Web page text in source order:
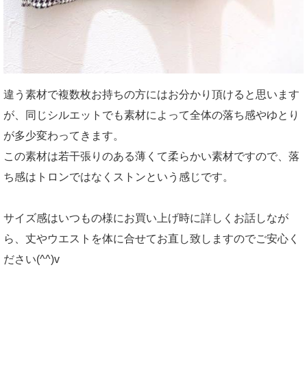
違う素材で複数枚お持ちの方にはお分かり頂けると思います
が、同じシルエットでも素材によって全体の落ち感やゆとり
が多少変わってきます。
この素材は若干張りのある薄くて柔らかい素材ですので、落
ち感はトロンではなくストンという感じです。
サイズ感はいつもの様にお買い上げ時に詳しくお話しなが
ら、丈やウエストを体に合せてお直し致しますのでご安心く
ださい(^^)v